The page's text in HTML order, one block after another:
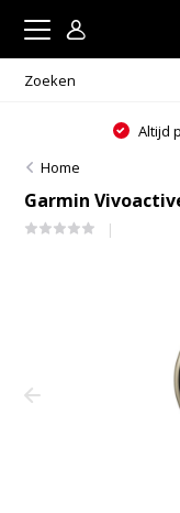
Altijd
Home
Garmin